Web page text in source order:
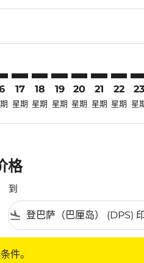
17
星期
18
星期
19
星期
20
星期
21
星期
22
星期
23
星
格
到
flight_land
件。